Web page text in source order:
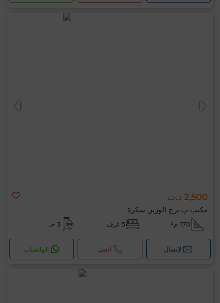
2,500 د.ت
مكتب ب برج الوزير, سكرة
170 م² 5 غرف 3 حـ
لإتصال اتصل الواتساب